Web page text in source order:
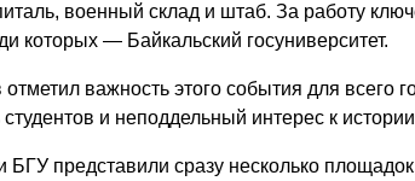
военный склад и штаб. За работу
которых — Байкальский госуниверситет.
важность этого события для всего
и неподдельный интерес к
представили сразу несколько